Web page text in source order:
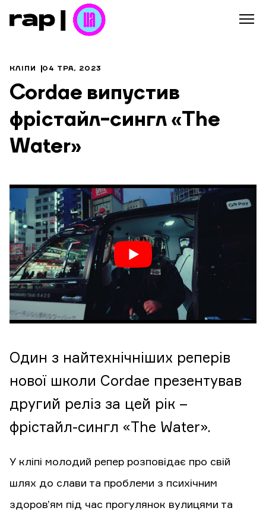
КЛІПИ 04 ТРА, 2023
Cordae випустив
фрістайл-сингл «The
Water»
Один з найтехнічніших реперів
нової школи Cordae презентував
другий реліз за цей рік –
фрістайл-сингл «The Water».
У кліпі молодий репер розповідає про свій
шлях до слави та проблеми з психічним
здоров’ям під час прогулянок вулицями та